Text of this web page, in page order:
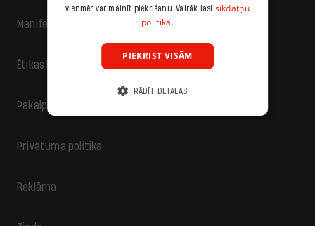
Manifests
Ētikas kodekss
Pakalpojumu sniegšanas noteikumi
Privātuma politika
Reklāma
vienmēr var mainīt piekrišanu. Vairāk lasi sīkdatņu
politikā.
PIEKRIST VISĀM
RĀDĪT DETAĻAS